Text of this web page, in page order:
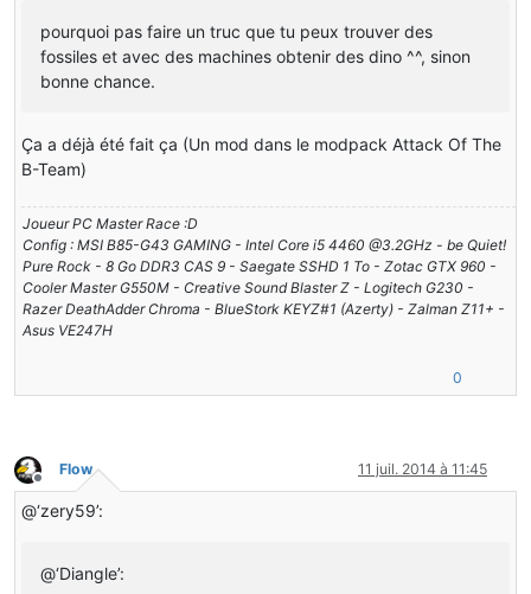
pourquoi pas faire un truc que tu peux trouver des
fossiles et avec des machines obtenir des dino ^^, sinon
bonne chance.
Ça a déjà été fait ça (Un mod dans le modpack Attack Of The
B-Team)
Joueur PC Master Race :D
Config : MSI B85-G43 GAMING - Intel Core i5 4460 @3.2GHz - be Quiet!
Pure Rock - 8 Go DDR3 CAS 9 - Saegate SSHD 1 To - Zotac GTX 960 -
Cooler Master G550M - Creative Sound Blaster Z - Logitech G230 -
Razer DeathAdder Chroma - BlueStork KEYZ#1 (Azerty) - Zalman Z11+ -
Asus VE247H
0
Hors-ligne
Flow 11 juil. 2014 à 11:45
@‘zery59’:
@‘Diangle’: